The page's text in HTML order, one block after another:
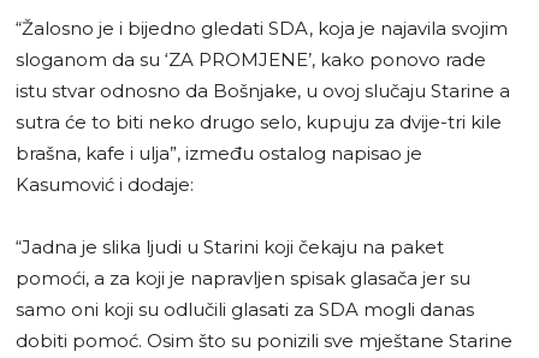
“Žalosno je i bijedno gledati SDA, koja je najavila svojim
sloganom da su ‘ZA PROMJENE’, kako ponovo rade
istu stvar odnosno da Bošnjake, u ovoj slučaju Starine a
sutra će to biti neko drugo selo, kupuju za dvije-tri kile
brašna, kafe i ulja”, između ostalog napisao je
Kasumović i dodaje:
“Jadna je slika ljudi u Starini koji čekaju na paket
pomoći, a za koji je napravljen spisak glasača jer su
samo oni koji su odlučili glasati za SDA mogli danas
dobiti pomoć. Osim što su ponizili sve mještane Starine